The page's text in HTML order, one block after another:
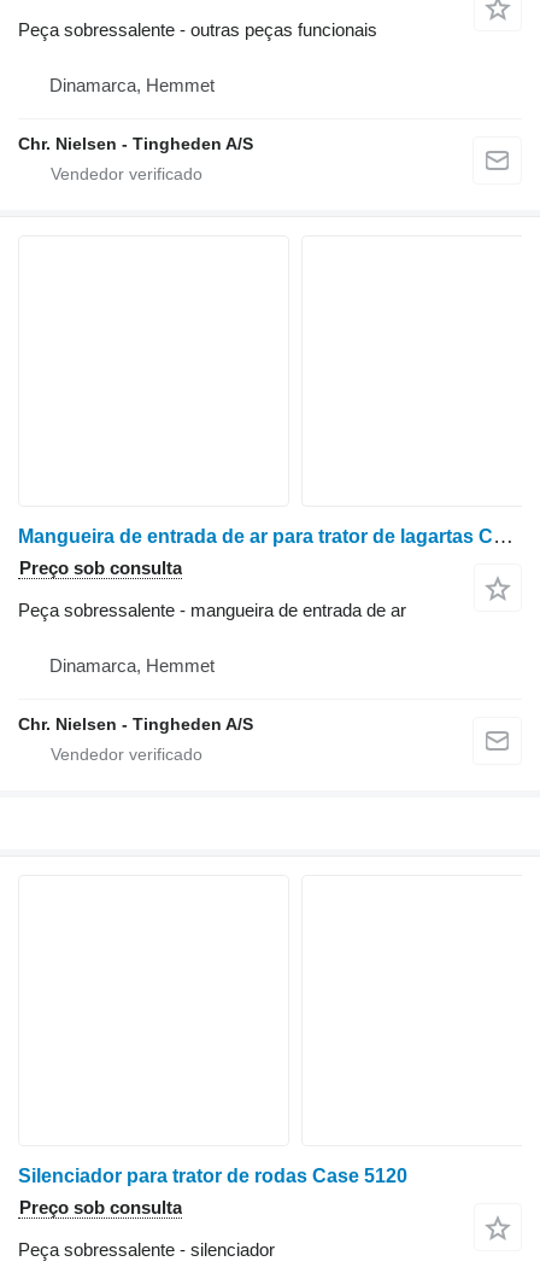
Peça sobressalente - outras peças funcionais
Dinamarca, Hemmet
Chr. Nielsen - Tingheden A/S
Mangueira de entrada de ar para trator de lagartas Case STX 450
Preço sob consulta
Peça sobressalente - mangueira de entrada de ar
Dinamarca, Hemmet
Chr. Nielsen - Tingheden A/S
Silenciador para trator de rodas Case 5120
Preço sob consulta
Peça sobressalente - silenciador